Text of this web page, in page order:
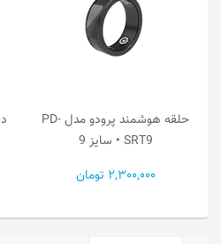
حلقه هوشمند پرودو مدل PD-
SRT9 • سایز 9
2,300,000 تومان